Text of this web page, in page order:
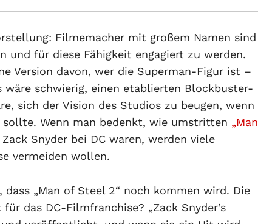
Filmemacher mit großem Namen sind
und für diese Fähigkeit engagiert zu werden.
Version davon, wer die Superman-Figur ist –
schwierig, einen etablierten Blockbuster-
sich der Vision des Studios zu beugen, wenn
Wenn man bedenkt, wie umstritten „Man
Snyder bei DC waren, werden viele
vermeiden wollen.
„Man of Steel 2“ noch kommen wird. Die
das DC-Filmfranchise? „Zack Snyder’s